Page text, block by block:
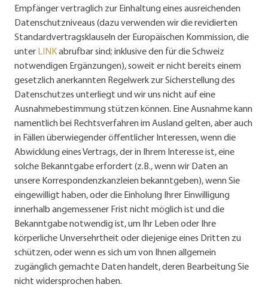
Empfänger vertraglich zur Einhaltung eines ausreichenden
Datenschutzniveaus (dazu verwenden wir die revidierten
Standardvertragsklauseln der Europäischen Kommission,die
unter LINKabrufbar sind; inklusive den für die Schweiz
notwendigen Ergänzungen), soweit er nicht bereits einem
gesetzlich anerkannten Regelwerk zur Sicherstellung des
Datenschutzes unterliegt und wir uns nicht auf eine
Ausnahmebestimmung stützen können. Eine Ausnahme kann
namentlich bei Rechtsverfahren im Ausland gelten, aber auch
in Fällen überwiegender öffentlicher Interessen, wenn die
Abwicklung eines Vertrags, der in Ihrem Interesse ist, eine
solche Bekanntgabe erfordert (z.B., wenn wir Daten an
unsere Korrespondenzkanzleien bekanntgeben), wenn Sie
eingewilligt haben, oder die Einholung Ihrer Einwilligung
innerhalb angemessener Frist nicht möglich ist und die
Bekanntgabe notwendig ist, um Ihr Leben oder Ihre
körperliche Unversehrtheit oder diejenige eines Dritten zu
schützen, oder wenn es sich um von Ihnen allgemein
zugänglich gemachte Daten handelt, deren Bearbeitung Sie
nicht widersprochen haben.